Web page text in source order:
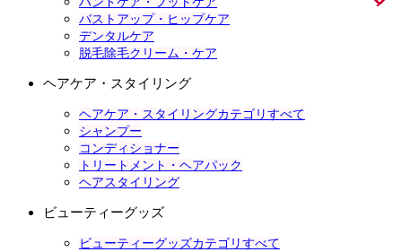
バストアップ・ヒップケア
デンタルケア
脱毛除毛クリーム・ケア
ヘアケア・スタイリング
ヘアケア・スタイリングカテゴリすべて
シャンプー
コンディショナー
トリートメント・ヘアパック
ヘアスタイリング
ビューティーグッズ
ビューティーグッズカテゴリすべて